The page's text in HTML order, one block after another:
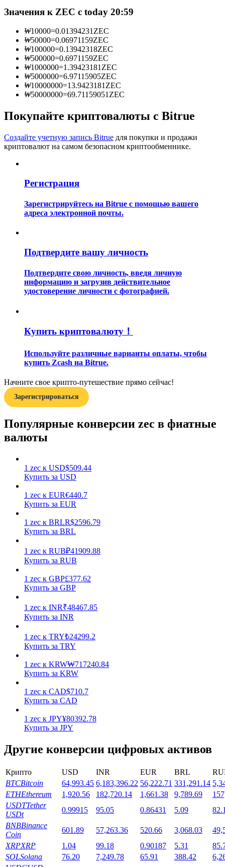
Станьте копи-трейдером
за копи-трейдинг
Информация
Руководство для начинающих по фьючерсам
Торговые стратегии
Узнайте, как оставаться прибыльным
Заработок
Силовая свинья
Получайте конкурентные награды ежедневно
Высокая прибыль и мгновенный доступ
Launchpool
Гибкая ставка для заработка популярных токенов
Значения к ZEC с today 20:59
₩10000=0.01394231 ZEC
₩50000=0.06971159ZEC
₩100000=0.13942318ZEC
₩500000=0.6971159ZEC
₩1000000=1.39423181 ZEC
₩5000000=6.97115905ZEC
₩10000000=13.9423181 ZEC
₩50000000=69.71159051 ZEC
Покупайте криптовалюты с Bitrue
Создайте учетную запись Bitrue для покупки и продажи
криптовалют на самом безопасном криптообменнике.
Регистрация
Зарегистрируйтесь на Bitrue с помощью вашего
адреса электронной почты.
Подтвердите вашу личность
Подтвердите свою личность, введя личную
информацию и загрузив действительное
удостоверение личности с фотографией.
Купить криптовалюту！
Используйте различные варианты оплаты, чтобы
купить Zcash на Bitrue.
Начните свое крипто-путешествие прямо сейчас!
Зарегистрироваться
Популярные конверсии zec в фиатные
валюты
1 zec к USD$509.44
Купить за USD
1 zec к EUR€440.7
Купить за EUR
1 zec к BRLR$2596.79
Купить за BRL
1 zec к RUB₽41909.88
Купить за RUB
1 zec к GBP£377.62
Купить за GBP
1 zec к INR₹48467.85
Купить за INR
1 zec к TRY₺24299.2
Купить за TRY
1 zec к KRW₩717240.84
Купить за KRW
1 zec к CAD$710.7
Купить за CAD
1 zec к JPY¥80392.78
Купить за JPY
Другие конверсии цифровых активов
Крипто USD INR EUR BRL
BTCBitcoin 64,993.45 6,183,396.22 56,222.71 331,291.14
ETHEthereum 1,920.56 182,720.14 1,661.38 9,789.69
USDTTether
USDt
0.99915 95.05 0.86431 5.09
BNBBinance
Coin
601.89 57,263.36 520.66 3,068.03
XRPXRP 1.04 99.18 0.90187 5.31
SOLSolana 76.20 7,249.78 65.91 388.42